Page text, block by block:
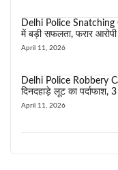
Delhi Police
में बड़ी सफलता, फरार आरोपी
April 11, 2026
Delhi Police Robbery
दिनदहाड़े लूट का पर्दाफाश, 3
April 11, 2026